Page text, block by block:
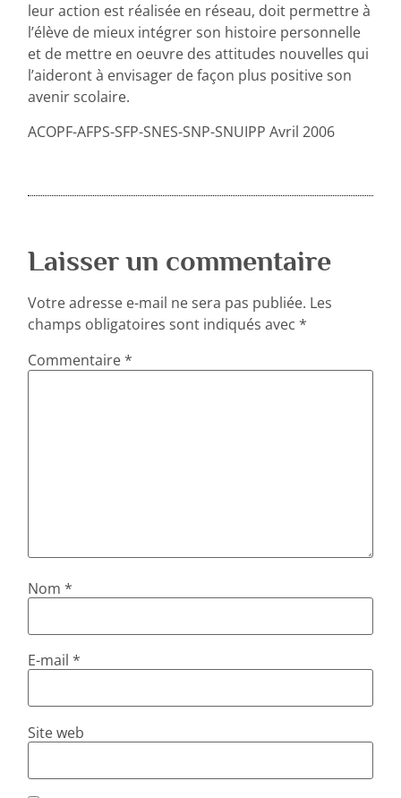
leur action est réalisée en réseau, doit permettre à
l’élève de mieux intégrer son histoire personnelle
et de mettre en oeuvre des attitudes nouvelles qui
l’aideront à envisager de façon plus positive son
avenir scolaire.
ACOPF-AFPS-SFP-SNES-SNP-SNUIPP Avril 2006
Laisser un commentaire
Votre adresse e-mail ne sera pas publiée. Les
champs obligatoires sont indiqués avec*
Commentaire*
Nom*
E-mail*
Site web